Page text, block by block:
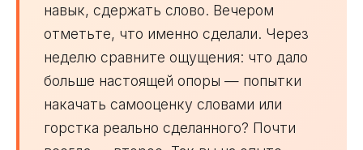
навык, сдержать слово. Вечером
отметьте, что именно сделали. Через
неделю сравните ощущения: что дало
больше настоящей опоры — попытки
накачать самооценку словами или
горстка реально сделанного? Почти